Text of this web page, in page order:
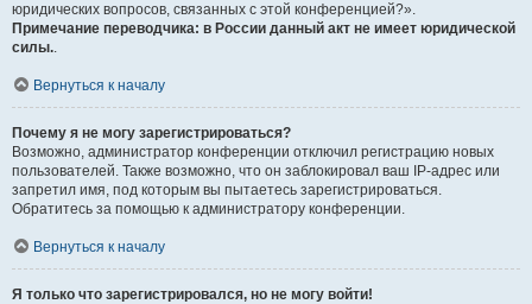
юридических вопросов, связанных с этой конференцией?».
Примечание переводчика: в России данный акт не имеет юридической
силы..
Вернуться к началу
Почему я не могу зарегистрироваться?
Возможно, администратор конференции отключил регистрацию новых
пользователей. Также возможно, что он заблокировал ваш IP-адрес или
запретил имя, под которым вы пытаетесь зарегистрироваться.
Обратитесь за помощью к администратору конференции.
Вернуться к началу
Я только что зарегистрировался, но не могу войти!